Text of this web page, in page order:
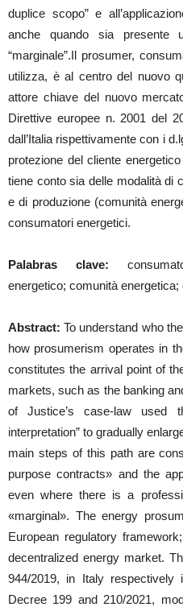
duplice scopo” e
anche quando sia presente
“marginale”.Il prosumer,
utilizza, è al centro del nuovo
attore chiave del nuovo
Direttive europee n. 2001 del
dall’Italia rispettivamente con i
protezione del cliente
tiene conto sia delle modalità di
e di produzione (comunità
consumatori energetici.
Palabras clave:
energetico; comunità energetica;
Abstract: To understand who
how prosumerism operates in
constitutes the arrival point of
markets, such as the banking
of Justice’s case-law used
interpretation” to gradually
main steps of this path are
purpose contracts» and the
even where there is a
«marginal». The energy
European regulatory
decentralized energy market.
944/2019, in Italy respectively
Decree 199 and 210/2021,